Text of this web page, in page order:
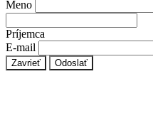
Meno
Príjemca
E-mail
Zavrieť Odoslať